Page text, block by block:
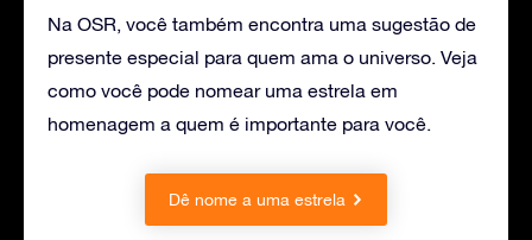
Na OSR, você também encontra uma sugestão de
presente especial para quem ama o universo. Veja
como você pode nomear uma estrela em
homenagem a quem é importante para você.
Dê nome a uma estrela